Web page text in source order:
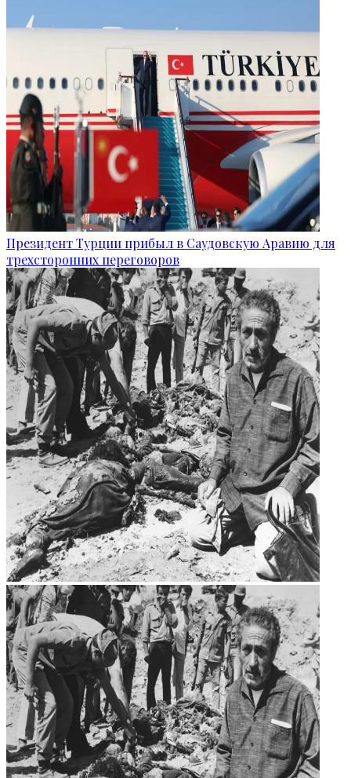
Президент Турции прибыл в Саудовскую Аравию для
трехсторонних переговоров